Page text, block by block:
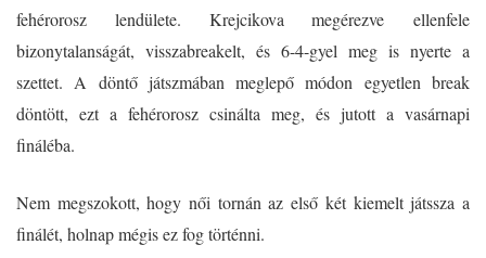
fehérorosz lendülete. Krejcikova megérezve ellenfele
bizonytalanságát, visszabreakelt, és 6-4-gyel meg is nyerte a
szettet. A döntő játszmában meglepő módon egyetlen break
döntött, ezt a fehérorosz csinálta meg, és jutott a vasárnapi
fináléba.
Nem megszokott, hogy női tornán az első két kiemelt játssza a
finálét, holnap mégis ez fog történni.